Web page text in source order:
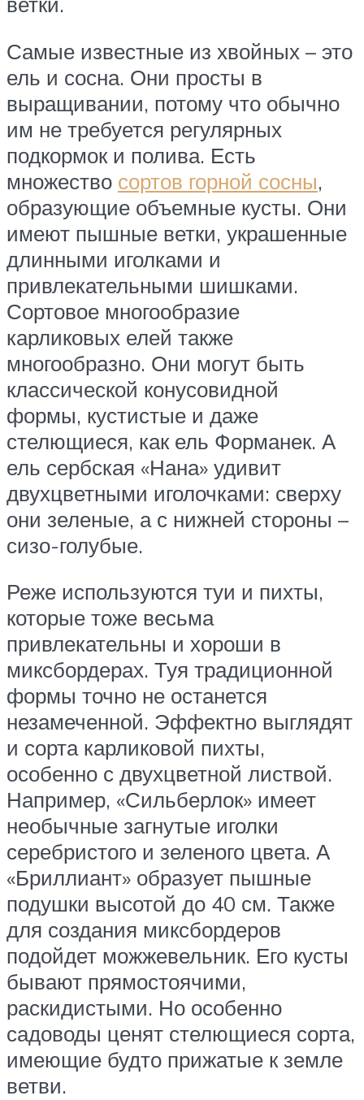
Самые известные из хвойных – это
ель и сосна. Они просты в
выращивании, потому что обычно
им не требуется регулярных
подкормок и полива. Есть
множество сортов горной сосны,
образующие объемные кусты. Они
имеют пышные ветки, украшенные
длинными иголками и
привлекательными шишками.
Сортовое многообразие
карликовых елей также
многообразно. Они могут быть
классической конусовидной
формы, кустистые и даже
стелющиеся, как ель Форманек. А
ель сербская «Нана» удивит
двухцветными иголочками: сверху
они зеленые, а с нижней стороны –
сизо-голубые.
Реже используются туи и пихты,
которые тоже весьма
привлекательны и хороши в
миксбордерах. Туя традиционной
формы точно не останется
незамеченной. Эффектно выглядят
и сорта карликовой пихты,
особенно с двухцветной листвой.
Например, «Сильберлок» имеет
необычные загнутые иголки
серебристого и зеленого цвета. А
«Бриллиант» образует пышные
подушки высотой до 40 см. Также
для создания миксбордеров
подойдет можжевельник. Его кусты
бывают прямостоячими,
раскидистыми. Но особенно
садоводы ценят стелющиеся сорта,
имеющие будто прижатые к земле
ветви.